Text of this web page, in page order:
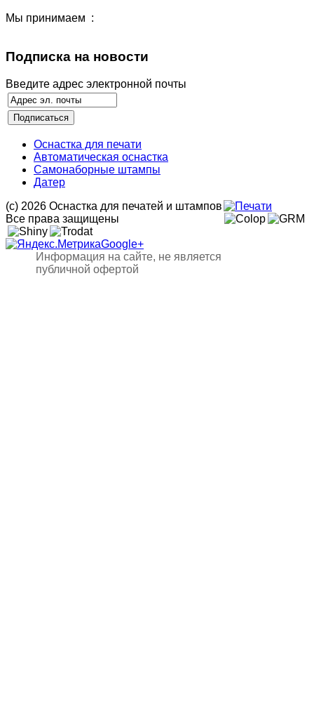
Мы принимаем :
Подписка на новости
Введите адрес электронной почты
Оснастка для печати
Автоматическая оснастка
Самонаборные штампы
Датер
(с) 2026 Оснастка для печатей и штампов
Все права защищены
Google+
Информация на сайте, не является
публичной офертой